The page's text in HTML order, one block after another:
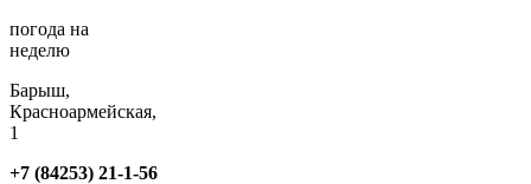
погода на
неделю
Барыш,
Красноармейская,
1
+7 (84253) 21-1-56